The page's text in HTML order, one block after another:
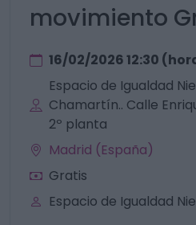
movimiento
16/02/2026 12:30
Espacio de Igualdad
Chamartín.. Calle
2º planta
Madrid (España)
Gratis
Espacio de Igualdad